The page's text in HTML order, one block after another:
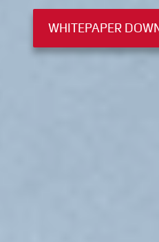
WHITEPAPER